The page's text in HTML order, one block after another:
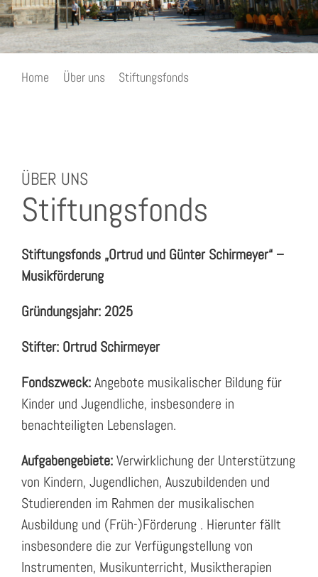
Home Über uns
Stiftungsfonds
ÜBER UNS
Stiftungsfonds
Stiftungsfonds „Ortrud und Günter Schirmeyer“ –
Musikförderung
Gründungsjahr: 2025
Stifter: Ortrud Schirmeyer
Fondszweck:Angebote musikalischer Bildung für
Kinder und Jugendliche, insbesondere in
benachteiligten Lebenslagen.
Aufgabengebiete:Verwirklichung der Unterstützung
von Kindern, Jugendlichen, Auszubildenden und
Studierenden im Rahmen der musikalischen
Ausbildung und (Früh-)Förderung . Hierunter fällt
insbesondere die zur Verfügungstellung von
Instrumenten, Musikunterricht, Musiktherapien